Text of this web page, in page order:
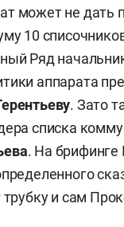
может не дать
10
Ряд
аппарата
. Зато
списка
. На брифинге
трубку и сам